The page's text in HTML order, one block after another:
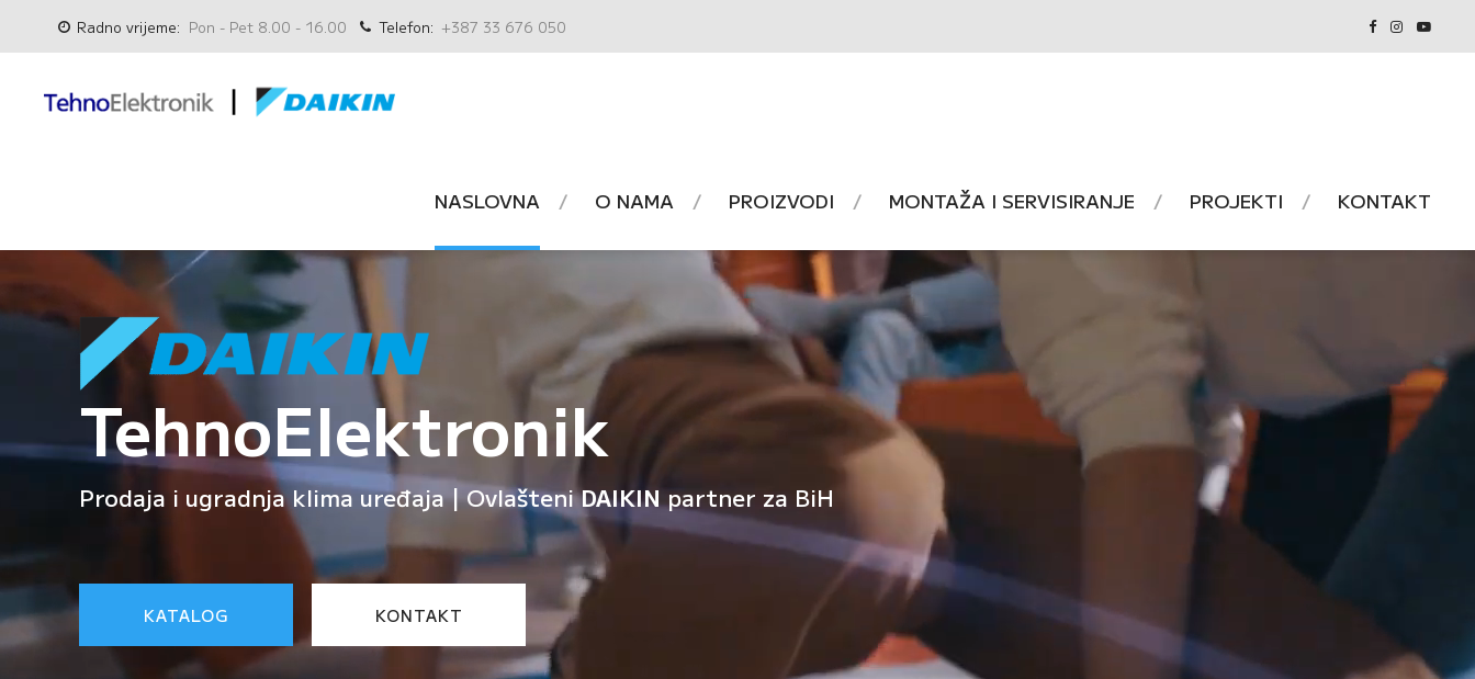
Radno vrijeme: Pon - Pet 8.00 - 16.00 Telefon: +387 33 676 050
NASLOVNA O NAMA PROIZVODI MONTAŽA I SERVISIRANJE PROJEKTI KONTAKT
TehnoElektronik
Prodaja i ugradnja klima uređaja | OvlašteniDAIKINpartner za BiH
KATALOG KONTAKT